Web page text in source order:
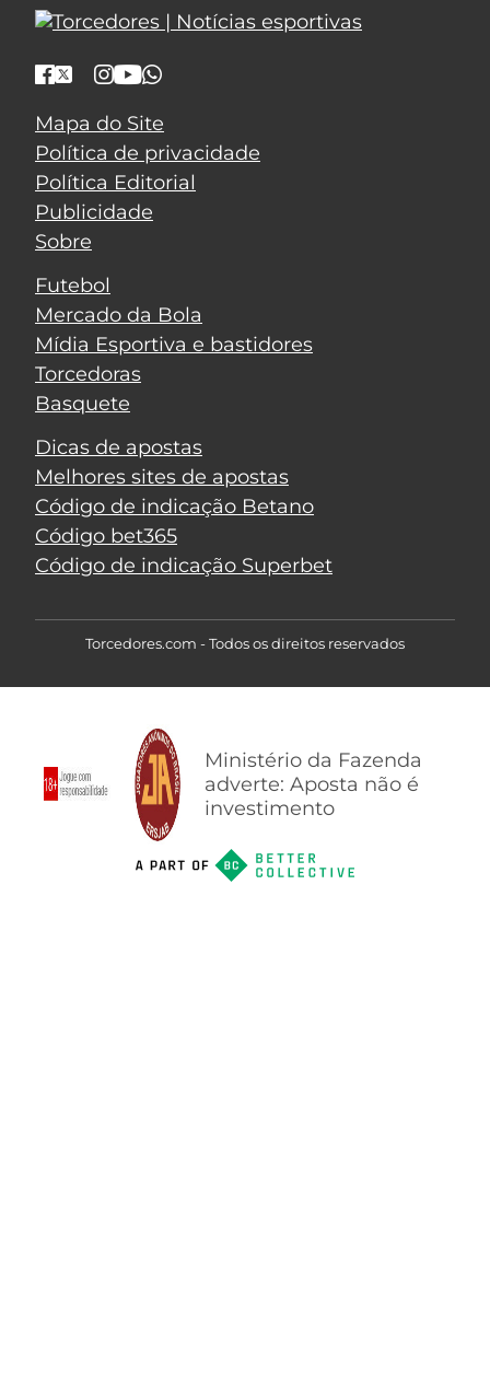
Mapa do Site
Política de privacidade
Política Editorial
Publicidade
Sobre
Futebol
Mercado da Bola
Mídia Esportiva e bastidores
Torcedoras
Basquete
Dicas de apostas
Melhores sites de apostas
Código de indicação Betano
Código bet365
Código de indicação Superbet
Torcedores.com - Todos os direitos reservados
Ministério da Fazenda
adverte: Aposta não é
investimento